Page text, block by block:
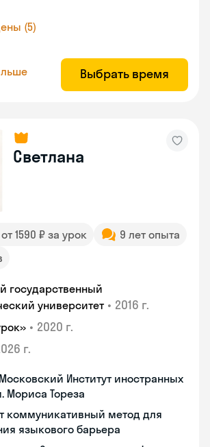
(5)
Выбрать время
Светлана
от 1590 ₽ за урок
9 лет опыта
государственный
университет • 2016 г.
• 2020 г.
г.
Институт иностранных
Мориса Тореза
коммуникативный метод для
языкового барьера